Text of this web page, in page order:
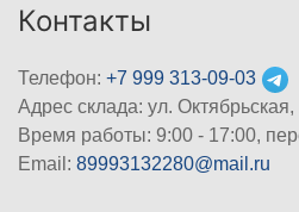
Контакты
Телефон: +7 999 313-09-03
Адрес склада: ул. Октябрьская,
Время работы: 9:00 - 17:00,
Email: 89993132280@mail.ru